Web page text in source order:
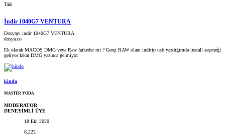
Tabi
İndir 1040G7 VENTURA
Dosyayı indir 1040G7 VENTURA
dosya.co
Ek olarak MACOS DMG veya Raw farkeder mi ? Gerçi RAW olanı indirip usb yazdığımda install seçeneği
geliyor fakat DMG yazınca gelmiyor.
kindo
MASTER YODA
MODERATOR
DENEYİMLİ ÜYE
18 Eki 2020
8,222